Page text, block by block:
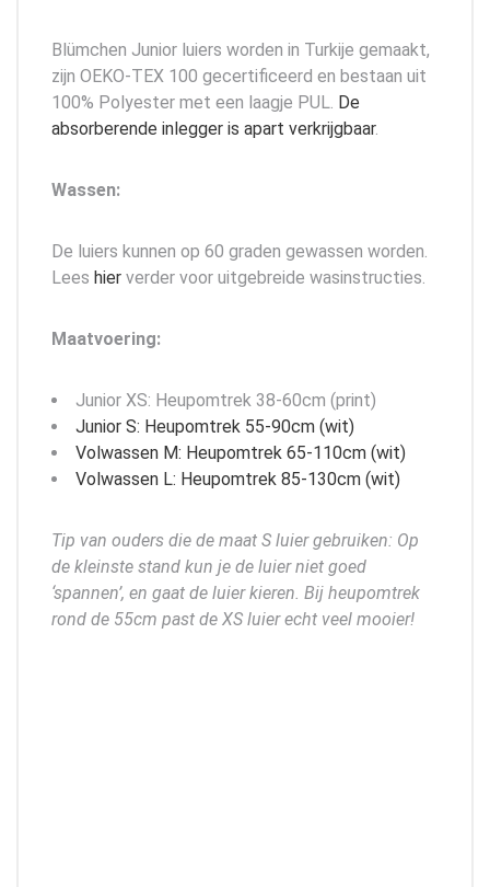
Blümchen Junior luiers worden in Turkije gemaakt,
zijn OEKO-TEX 100 gecertificeerd en bestaan uit
100% Polyester met een laagje PUL. De
absorberende inlegger is apart verkrijgbaar.
Wassen:
De luiers kunnen op 60 graden gewassen worden.
Lees hier verder voor uitgebreide wasinstructies.
Maatvoering:
Junior XS: Heupomtrek 38-60cm (print)
Junior S: Heupomtrek 55-90cm (wit)
Volwassen M: Heupomtrek 65-110cm (wit)
Volwassen L: Heupomtrek 85-130cm (wit)
Tip van ouders die de maat S luier gebruiken: Op
de kleinste stand kun je de luier niet goed
‘spannen’, en gaat de luier kieren. Bij heupomtrek
rond de 55cm past de XS luier echt veel mooier!